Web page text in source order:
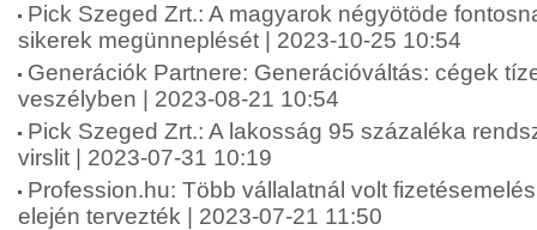
Pick Szeged Zrt.: A magyarok négyötöde
sikerek megünneplését | 2023-10-25 10:54
Generációk Partnere: Generációváltás: cégek
veszélyben | 2023-08-21 10:54
Pick Szeged Zrt.: A lakosság 95 százaléka
virslit | 2023-07-31 10:19
Profession.hu: Több vállalatnál volt
elején tervezték | 2023-07-21 11:50